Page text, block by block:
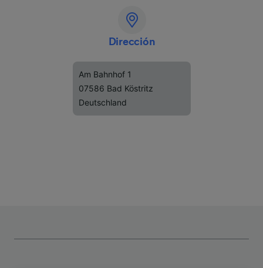
Dirección
Am Bahnhof 1
07586 Bad Köstritz
Deutschland